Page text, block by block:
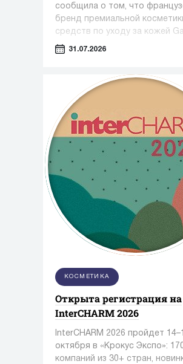
сообщила о том, что
бренд премиальной
средств по уходу за кожей
выбрал высокоточную
31.07.2026
КОСМЕТИКА
Открыта регистрация на
InterCHARM 2026
InterCHARM 2026 пройдет
октября в «Крокус Экспо»:
компаний из 30+ стран,